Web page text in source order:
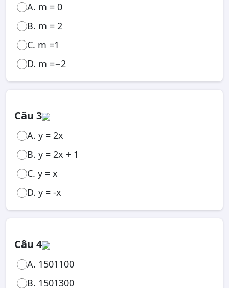
A. m = 0
B. m = 2
C. m =1
D. m =−2
Câu 3
A. y = 2x
B. y = 2x + 1
C. y = x
D. y = -x
Câu 4
A. 1501100
B. 1501300